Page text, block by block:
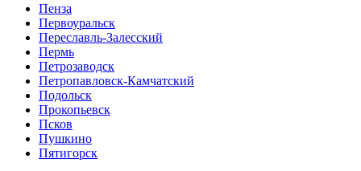
Пенза
Первоуральск
Переславль-Залесский
Пермь
Петрозаводск
Петропавловск-Камчатский
Подольск
Прокопьевск
Псков
Пушкино
Пятигорск